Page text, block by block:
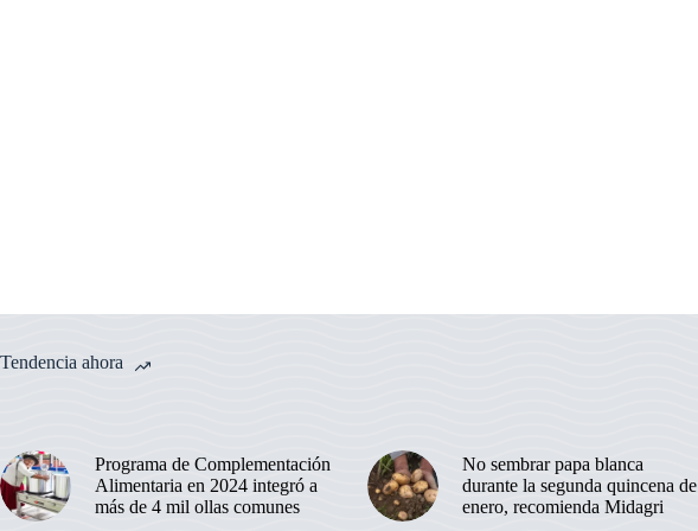
Tendencia ahora
Programa de Complementación
Alimentaria en 2024 integró a
más de 4 mil ollas comunes
No sembrar papa blanca
durante la segunda quincena de
enero, recomienda Midagri